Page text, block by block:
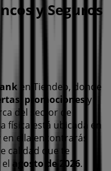
y Seguros
en Tiendeo, donde
promociones y
del sector de
física está ubicada en
en ella encontrarás
calidad que te
agosto de 2026.